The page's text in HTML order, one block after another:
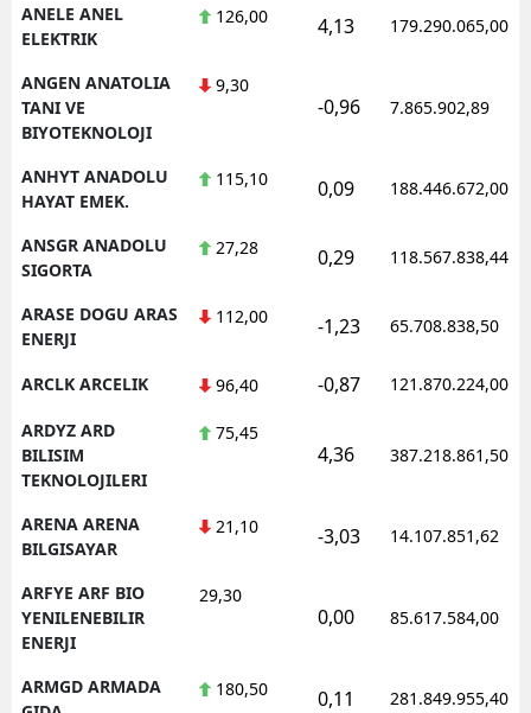
ANELE ANEL
ELEKTRIK
126,00 4,13 179.290.065,00
ANGEN ANATOLIA
TANI VE
BIYOTEKNOLOJI
9,30
-0,96 7.865.902,89
ANHYT ANADOLU
HAYAT EMEK.
115,10 0,09 188.446.672,00
ANSGR ANADOLU
SIGORTA
27,28 0,29 118.567.838,44
ARASE DOGU ARAS
ENERJI
112,00 -1,23 65.708.838,50
ARCLK ARCELIK 96,40 -0,87 121.870.224,00
ARDYZ ARD
BILISIM
TEKNOLOJILERI
75,45
4,36 387.218.861,50
ARENA ARENA
BILGISAYAR
21,10 -3,03 14.107.851,62
ARFYE ARF BIO
YENILENEBILIR
ENERJI
29,30
0,00 85.617.584,00
ARMGD ARMADA
180,50 0,11 281.849.955,40